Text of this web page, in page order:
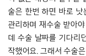
술은 한번 하면 바로
관리하며 재수술 받아
데 수술 날짜를 기다리
작했어요. 그래서 수술